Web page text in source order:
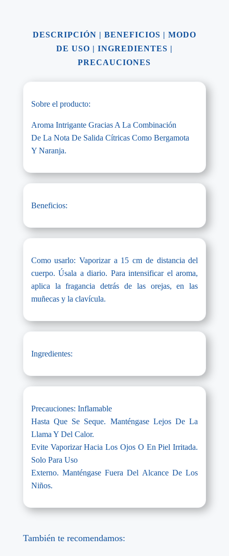
DESCRIPCIÓN | BENEFICIOS | MODO
DE USO | INGREDIENTES |
PRECAUCIONES
Sobre el producto:
Aroma Intrigante Gracias A La Combinación
De La Nota De Salida Cítricas Como Bergamota
Y Naranja.
Beneficios:
Como usarlo: Vaporizar a 15 cm de distancia del
cuerpo. Úsala a diario. Para intensificar el aroma,
aplica la fragancia detrás de las orejas, en las
muñecas y la clavícula.
Ingredientes:
Precauciones: Inflamable
Hasta Que Se Seque. Manténgase Lejos De La
Llama Y Del Calor.
Evite Vaporizar Hacia Los Ojos O En Piel Irritada.
Solo Para Uso
Externo. Manténgase Fuera Del Alcance De Los
Niños.
También te recomendamos: